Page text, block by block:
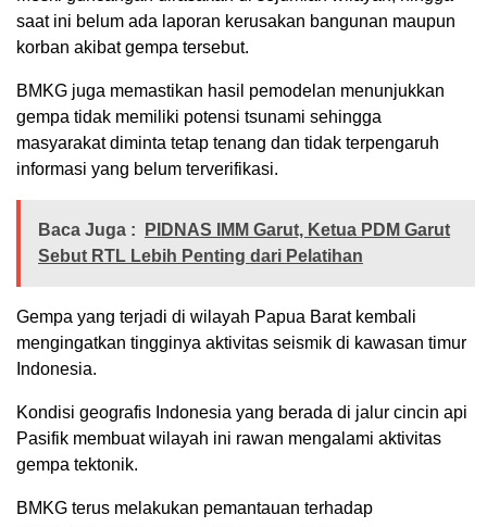
saat ini belum ada laporan kerusakan bangunan maupun
korban akibat gempa tersebut.
BMKG juga memastikan hasil pemodelan menunjukkan
gempa tidak memiliki potensi tsunami sehingga
masyarakat diminta tetap tenang dan tidak terpengaruh
informasi yang belum terverifikasi.
Baca Juga :
PIDNAS IMM Garut, Ketua PDM Garut
Sebut RTL Lebih Penting dari Pelatihan
Gempa yang terjadi di wilayah Papua Barat kembali
mengingatkan tingginya aktivitas seismik di kawasan timur
Indonesia.
Kondisi geografis Indonesia yang berada di jalur cincin api
Pasifik membuat wilayah ini rawan mengalami aktivitas
gempa tektonik.
BMKG terus melakukan pemantauan terhadap